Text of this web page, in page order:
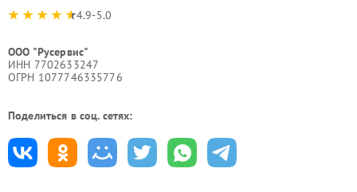
4.9-5.0
ООО "Русервис"
ИНН 7702633247
ОГРН 1077746335776
Поделиться в соц. сетях: